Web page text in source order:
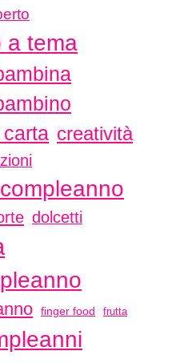
a tema
creatività
dolcetti
finger food frutta